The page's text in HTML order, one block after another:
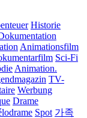
Historie
Animationsfilm
Sci-Fi
Animation.
TV-
Werbung
Drame
Spot 가족